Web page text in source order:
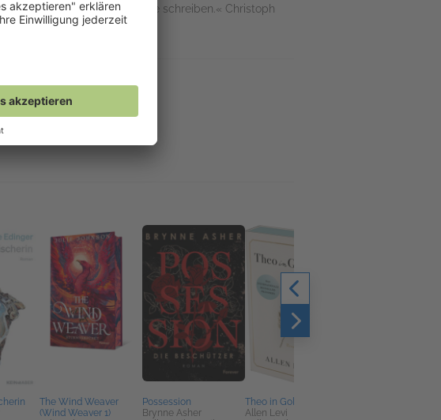
Begehrens und der Liebe schreiben.« Christoph
The Wind Weaver
(Wind Weaver 1)
Possession
Brynne Asher
Theo in Golden
Allen Levi